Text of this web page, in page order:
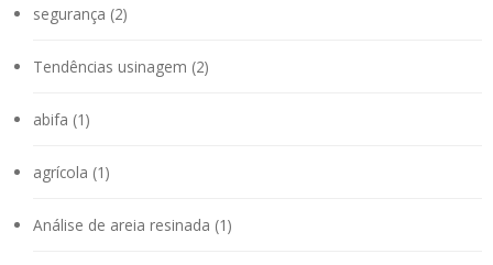
segurança (2)
Tendências usinagem (2)
abifa (1)
agrícola (1)
Análise de areia resinada (1)